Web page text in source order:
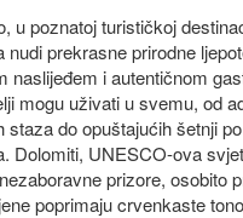
u poznatoj turističkoj
nudi prekrasne prirodne
naslijeđem i autentičnom
mogu uživati u svemu, od
staza do opuštajućih šetnji
Dolomiti, UNESCO-ova
prizore, osobito
poprimaju crvenkaste